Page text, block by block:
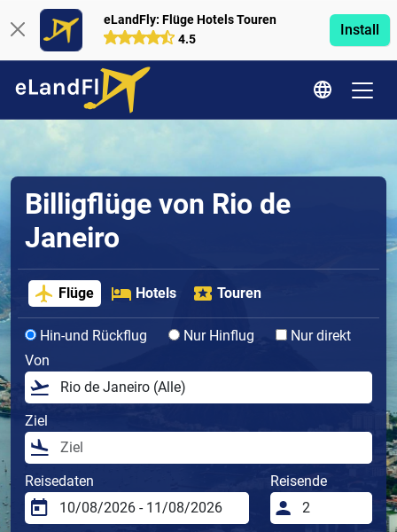
eLandFly: Flüge Hotels Touren
4.5
Install
Billigflüge von Rio de
Janeiro
Flüge Hotels Touren
Hin-und Rückflug Nur Hinflug
Nur direkt
Von
Ziel
Reisedaten Reisende